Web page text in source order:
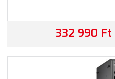
332 990 Ft